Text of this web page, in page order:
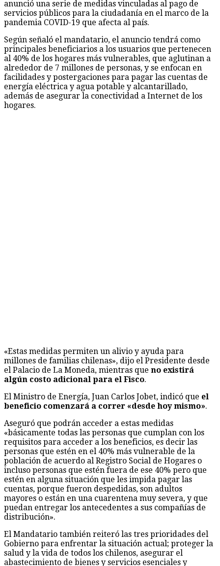
Según señaló el mandatario, el anuncio tendrá como
principales beneficiarios a los usuarios que pertenecen
al 40% de los hogares más vulnerables, que aglutinan a
alrededor de 7 millones de personas, y se enfocan en
facilidades y postergaciones para pagar las cuentas de
energía eléctrica y agua potable y alcantarillado,
además de asegurar la conectividad a Internet de los
hogares.
algún costo adicional para el Fisco.
El Ministro de Energía, Juan Carlos Jobet, indicó queel
beneficio comenzará a correr «desde hoy mismo»
Aseguró que podrán acceder a estas medidas
«básicamente todas las personas que cumplan con los
requisitos para acceder a los beneficios, es decir las
personas que estén en el 40% más vulnerable de la
población de acuerdo al Registro Social de Hogares o
incluso personas que estén fuera de ese 40% pero que
estén en alguna situación que les impida pagar las
cuentas, porque fueron despedidas, son adultos
mayores o están en una cuarentena muy severa, y que
puedan entregar los antecedentes a sus compañías de
distribución».
El Mandatario también reiteró las tres prioridades del
Gobierno para enfrentar la situación actual; proteger la
salud y la vida de todos los chilenos, asegurar el
abastecimiento de bienes y servicios esenciales y
proteger los empleos, los ingresos y las Pymes.